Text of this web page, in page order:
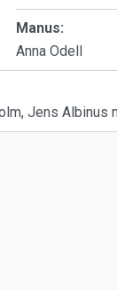
Manus:
Anna Odell
Jens Albinus